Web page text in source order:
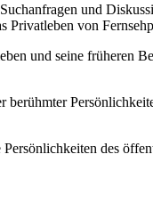
und
von
und seine früheren
des